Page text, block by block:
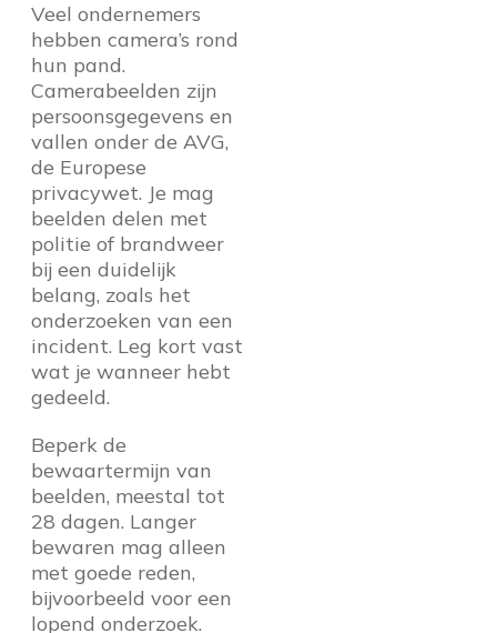
Veel ondernemers
hebben camera’s rond
hun pand.
Camerabeelden zijn
persoonsgegevens en
vallen onder de AVG,
de Europese
privacywet. Je mag
beelden delen met
politie of brandweer
bij een duidelijk
belang, zoals het
onderzoeken van een
incident. Leg kort vast
wat je wanneer hebt
gedeeld.
Beperk de
bewaartermijn van
beelden, meestal tot
28 dagen. Langer
bewaren mag alleen
met goede reden,
bijvoorbeeld voor een
lopend onderzoek.